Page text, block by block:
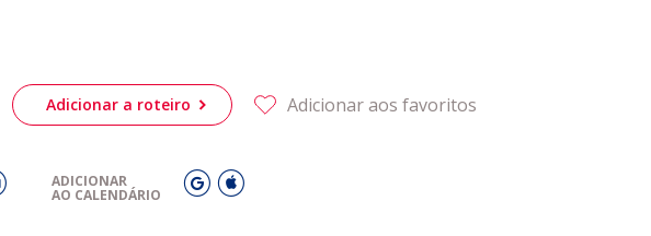
Adicionar a roteiro Adicionar aos favoritos
ADICIONAR
AO CALENDÁRIO